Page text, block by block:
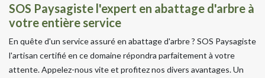
SOS Paysagiste l'expert en abattage d'arbre à
votre entière service
En quête d'un service assuré en abattage d'arbre ? SOS Paysagiste
l'artisan certifié en ce domaine répondra parfaitement à votre
attente. Appelez-nous vite et profitez nos divers avantages. Un